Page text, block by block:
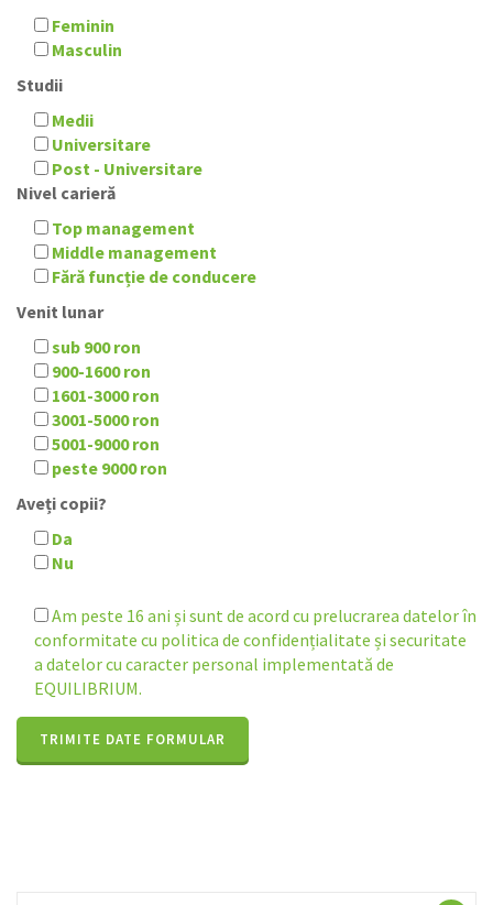
Feminin
Masculin
Studii
Medii
Universitare
Post - Universitare
Nivel carieră
Top management
Middle management
Fără funcție de conducere
Venit lunar
sub 900 ron
900-1600 ron
1601-3000 ron
3001-5000 ron
5001-9000 ron
peste 9000 ron
Aveți copii?
Da
Nu
Am peste 16 ani și sunt de acord cu prelucrarea datelor în
conformitate cu politica de confidențialitate și securitate
a datelor cu caracter personal implementată de
EQUILIBRIUM.